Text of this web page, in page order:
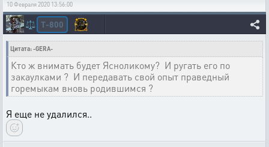
10 Февраля 2020 13:56:00
⚖️ T-800
Цитата: -GERA-
Кто ж внимать будет Ясноликому? И ругать его по
закаулками ? И передавать свой опыт праведный
горемыкам вновь родившимся ?
Я еще не удалился..